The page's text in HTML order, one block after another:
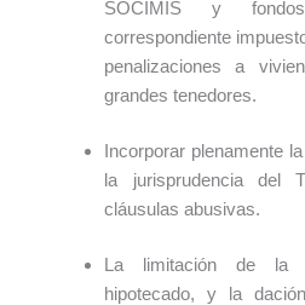
SOCIMIS y
correspondiente
penalizaciones a
grandes tenedores.
Incorporar plenamente
la jurisprudencia del
cláusulas abusivas.
La limitación de la
hipotecado, y la